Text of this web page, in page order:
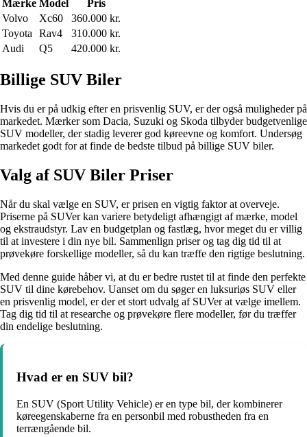
Mærke Model
Pris
Volvo
Xc60
360.000 kr.
Toyota
Rav4
310.000 kr.
Audi
Q5 420.000 kr.
Billige SUV Biler
Hvis du er på udkig efter en prisvenlig SUV, er der også muligheder på
markedet. Mærker som Dacia, Suzuki og Skoda tilbyder budgetvenlige
SUV modeller, der stadig leverer god køreevne og komfort. Undersøg
markedet godt for at finde de bedste tilbud på billige SUV biler.
Valg af SUV Biler Priser
Når du skal vælge en SUV, er prisen en vigtig faktor at overveje.
Priserne på SUVer kan variere betydeligt afhængigt af mærke, model
og ekstraudstyr. Lav en budgetplan og fastlæg, hvor meget du er villig
til at investere i din nye bil. Sammenlign priser og tag dig tid til at
prøvekøre forskellige modeller, så du kan træffe den rigtige beslutning.
Med denne guide håber vi, at du er bedre rustet til at finde den perfekte
SUV til dine kørebehov. Uanset om du søger en luksuriøs SUV eller
en prisvenlig model, er der et stort udvalg af SUVer at vælge imellem.
Tag dig tid til at researche og prøvekøre flere modeller, før du træffer
din endelige beslutning.
Hvad er en SUV bil?
En SUV (Sport Utility Vehicle) er en type bil, der kombinerer
køreegenskaberne fra en personbil med robustheden fra en
terrængående bil.